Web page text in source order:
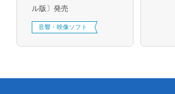
ル版〕発売
音響・映像ソフト